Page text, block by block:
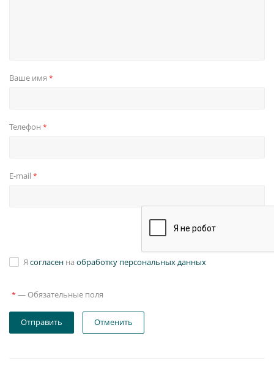
Ваше имя *
Телефон *
E-mail *
Я согласен на обработку персональных данных
* — Обязательные поля
Отправить Отменить